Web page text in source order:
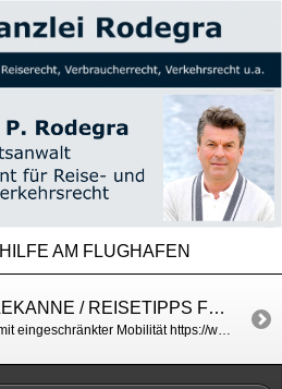
HILFE AM FLUGHAFEN
ZDF – VOLLEKANNE / REISETIPPS FÜR MENSCHEN MIT BEHINDERUNG
Thema: Reisen mit eingeschränkter Mobilität https://www.zdf.de/verbraucher/volle-kanne/reisen-mit-handicap-100.html